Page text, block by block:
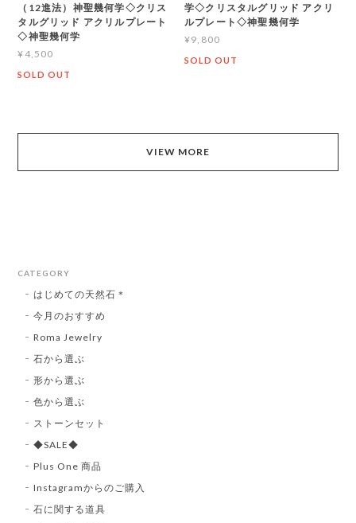
（12進法）神聖幾何学◇クリス
タルグリッド アクリルプレート
◇神聖幾何学
¥4,500
SOLD OUT
学◇クリスタルグリッド アクリ
ルプレート◇神聖幾何学
¥9,800
SOLD OUT
VIEW MORE
CATEGORY
はじめての天然石＊
今月のおすすめ
Roma Jewelry
石から選ぶ
形から選ぶ
色から選ぶ
ストーンセット
◆SALE◆
Plus One 商品
Instagramからのご購入
石に関する道具